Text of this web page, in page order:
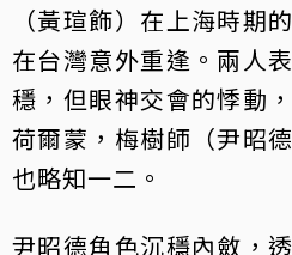
（黃瑄飾）在上海時期
在台灣意外重逢。兩人
穩，但眼神交會的悸動
荷爾蒙，梅樹師（尹昭
也略知一二。
尹昭德角色沉穩內斂，